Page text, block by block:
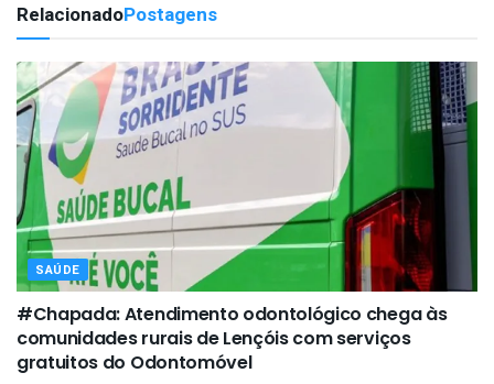
RelacionadoPostagens
SAÚDE
#Chapada: Atendimento odontológico chega às
comunidades rurais de Lençóis com serviços
gratuitos do Odontomóvel